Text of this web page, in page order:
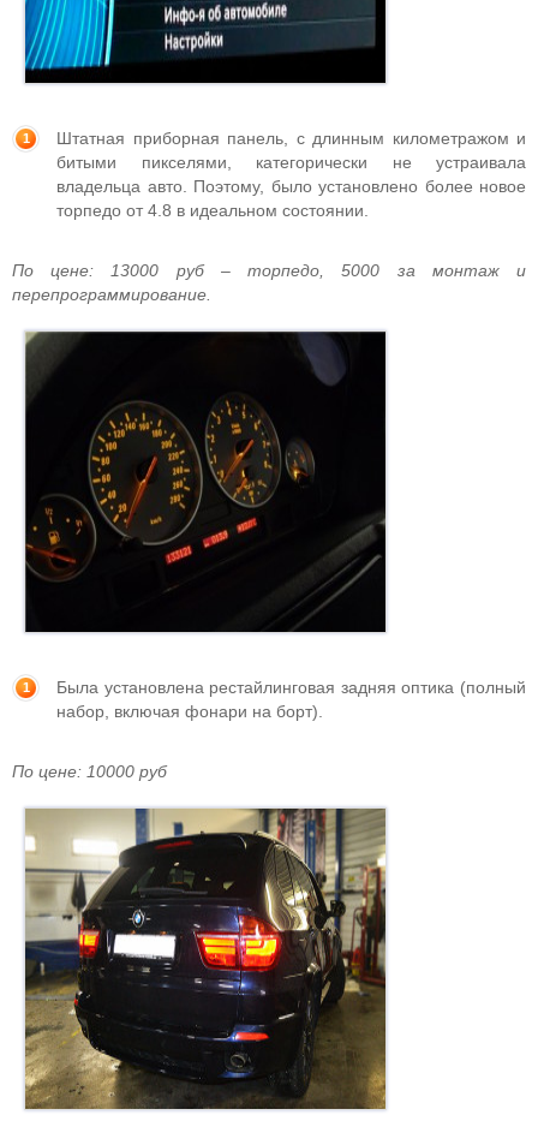
Штатная приборная панель, с длинным километражом и
битыми пикселями, категорически не устраивала
владельца авто. Поэтому, было установлено более новое
торпедо от 4.8 в идеальном состоянии.
По цене: 13000 руб – торпедо, 5000 за монтаж и
перепрограммирование.
Была установлена рестайлинговая задняя оптика (полный
набор, включая фонари на борт).
По цене: 10000 руб